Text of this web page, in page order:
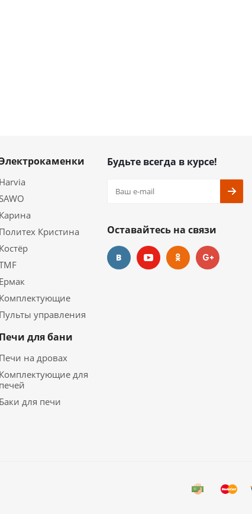
Harvia
Карина
Политех Кристина
Костёр
Ермак
Комплектующие
Пульты управления
Печи для бани
Печи на дровах
Комплектующие для
печей
Баки для печи
Будьте всегда в курсе!
Оставайтесь на связи